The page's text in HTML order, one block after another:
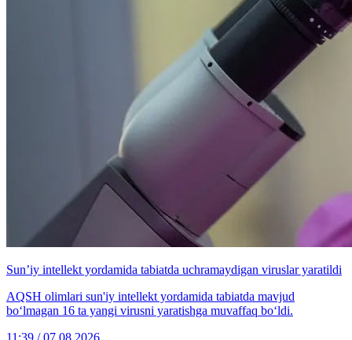
Sun’iy intellekt yordamida tabiatda uchramaydigan viruslar yaratildi
AQSH olimlari sun'iy intellekt yordamida tabiatda mavjud
bo‘lmagan 16 ta yangi virusni yaratishga muvaffaq bo‘ldi.